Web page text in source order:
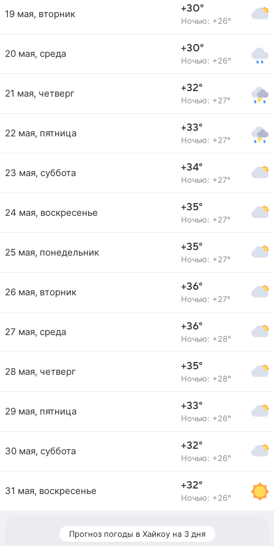
19 мая, вторник +30°
Ночью: +26°
20 мая, среда +30°
Ночью: +26°
21 мая, четверг +32°
Ночью: +27°
22 мая, пятница +33°
Ночью: +27°
23 мая, суббота +34°
Ночью: +27°
24 мая, воскресенье +35°
Ночью: +27°
25 мая, понедельник +35°
Ночью: +27°
26 мая, вторник +36°
Ночью: +27°
27 мая, среда +36°
Ночью: +28°
28 мая, четверг +35°
Ночью: +28°
29 мая, пятница +33°
Ночью: +26°
30 мая, суббота +32°
Ночью: +26°
31 мая, воскресенье +32°
Ночью: +26°
Прогноз погоды в Хайкоу на 3 дня